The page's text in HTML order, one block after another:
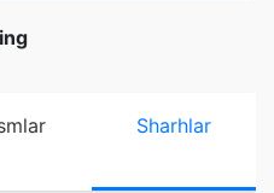
Sharhlar